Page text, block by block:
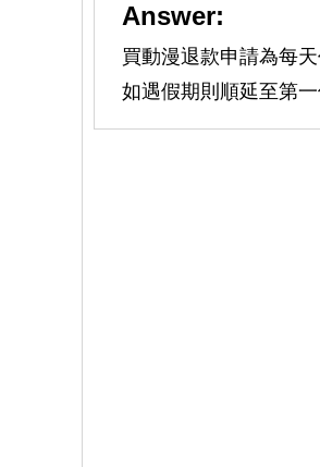
Answer:
買動漫退款申請為每
如遇假期則順延至第